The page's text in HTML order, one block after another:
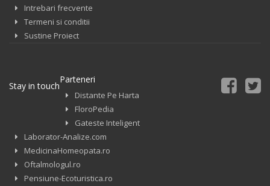
Intrebari frecvente
Termeni si conditii
Sustine Proiect
Stay in touch
Parteneri
Distante Pe Harta
FloroPedia
Gateste Inteligent
Laborator-Analize.com
MedicinaHomeopata.ro
Oftalmologul.ro
Pensiune-Ecoturistica.ro